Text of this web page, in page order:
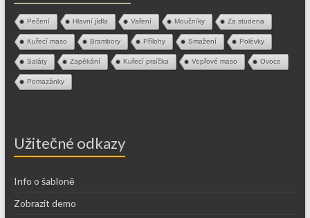
Pečení Hlavní jídla Vaření Moučníky Za studena
Kuřecí maso Brambory Přílohy Smažení Polévky
Saláty Zapékání Kuřecí prsíčka Vepřové maso Ovoce
Pomazánky
Užitečné odkazy
Info o šabloně
Zobrazit demo